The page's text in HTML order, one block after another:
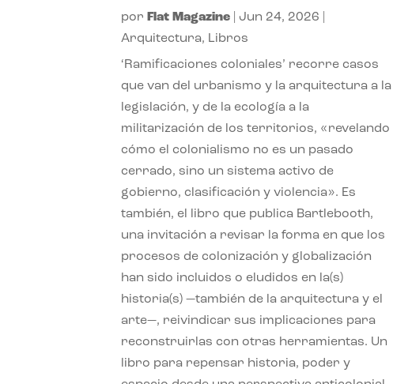
por Flat Magazine Jun 24, 2026
Arquitectura, Libros
‘Ramificaciones coloniales’ recorre casos
que van del urbanismo y la arquitectura a la
legislación, y de la ecología a la
militarización de los territorios, «revelando
cómo el colonialismo no es un pasado
cerrado, sino un sistema activo de
gobierno, clasificación y violencia». Es
también, el libro que publica Bartlebooth,
una invitación a revisar la forma en que los
procesos de colonización y globalización
han sido incluidos o eludidos en la(s)
historia(s) —también de la arquitectura y el
arte—, reivindicar sus implicaciones para
reconstruirlas con otras herramientas. Un
libro para repensar historia, poder y